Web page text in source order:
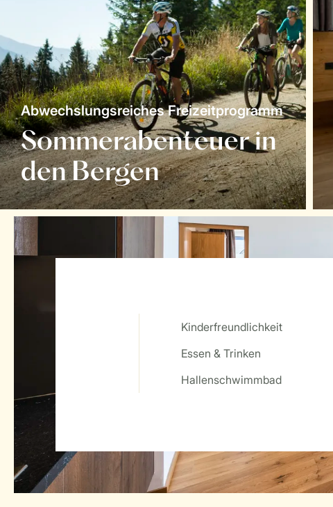
Sommerabenteuer in
den Bergen
Abwechslungsreiches Freizeitprogramm
Service Rating from our guests
Kinderfreundlichkeit
Essen & Trinken
Hallenschwimmbad